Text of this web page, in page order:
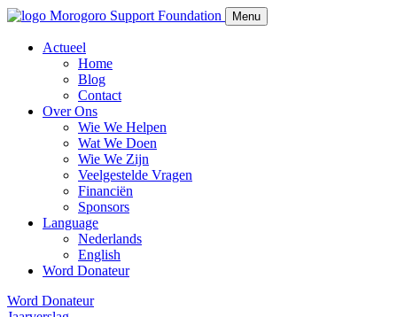
Morogoro Support Foundation Menu
Actueel
Home
Blog
Contact
Over Ons
Wie We Helpen
Wat We Doen
Wie We Zijn
Veelgestelde Vragen
Financiën
Sponsors
Language
Nederlands
English
Word Donateur
Word Donateur